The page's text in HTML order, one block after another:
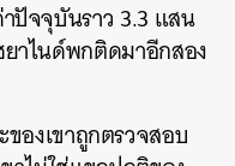
ปัจจุบันราว 3.3 แสน
ยาไนด์พกติดมาอีกสอง
องเขาถูกตรวจสอบ